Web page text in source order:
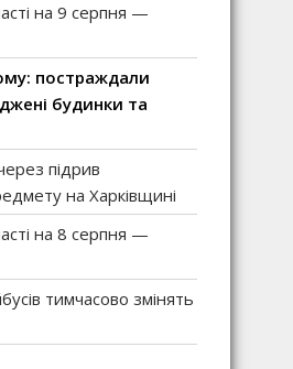
на 9 серпня —
постраждали
будинки та
підрив
на Харківщині
на 8 серпня —
тимчасово змінять